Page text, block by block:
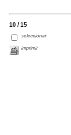
10 / 15
seleccionar
imprimir